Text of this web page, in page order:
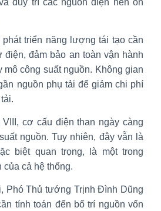
triển năng lượng tái tạo cần
đảm bảo an toàn vận hành
mô công suất nguồn. Không gian
nguồn phụ tải để giảm chi phí
cơ cấu điện than ngày càng
nguồn. Tuy nhiên, đây vẫn là
biệt quan trọng, là một trong
cả hệ thống.
Phó Thủ tướng Trịnh Đình Dũng
tính toán đến bố trí nguồn vốn